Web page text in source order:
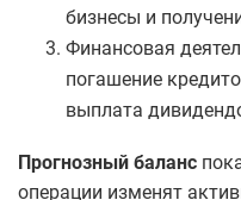
бизнесы и
Финансовая
погашение
выплата
Прогнозный баланс
операции изменят